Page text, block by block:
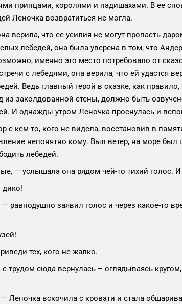
принцами, королями и падишахами. В ее
Леночка возвратиться не могла.
верила, что ее усилия не могут пропасть
лебедей, она была уверена в том, что
именно это место потребовало от
с лебедями, она верила, что ей удастся
Ведь главный герой в сказке, как
из заколдованной стены, должно быть
И однажды утром Леночка проснулась и
с кем-то, кого не видела, восстановив в
непонятно кому. Выл ветер, на море
лебедей.
— услышала она рядом чей-то тихий голос.
дико!
равнодушно заявил голос и через какое-то
тех, кого не жалко.
трудом сюда вернулась – оглядываясь
— Леночка вскочила с кровати и стала